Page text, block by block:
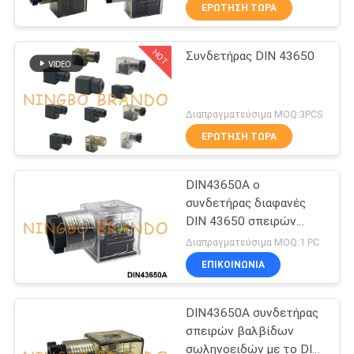
ΈΛΕΓΧΟΣ
ΠΟΙΌΤΗΤΑΣ
ΕΠΙΚΟΙΝΩΝΉΣΤΕ
ΜΑΖΊ
ΜΑΣ
ΖΗΤΉΣΤΕ
ΜΙΑ
COMPANY
Πνευματικοί
Ηλεκτρομαγνητική
βαλβίδα
Σπείρα βαλβίδων
σωληνοειδών
1071
ΕΡΏΤΗΣΗ ΤΏΡΑ
HOT Συνδετήρας DIN 43650
Διαπραγματεύσιμα MOQ:3PCS
ΕΡΏΤΗΣΗ ΤΏΡΑ
DIN43650A ο
συνδετήρας διαφανές
DIN 43650 σπειρών
βαλβίδων σωληνοειδών
διαμορφώνει το Α
Διαπραγματεύσιμα MOQ:1 PC
ΕΠΙΚΟΙΝΩΝΙΑ
DIN43650A συνδετήρας
σπειρών βαλβίδων
σωληνοειδών με το DIN